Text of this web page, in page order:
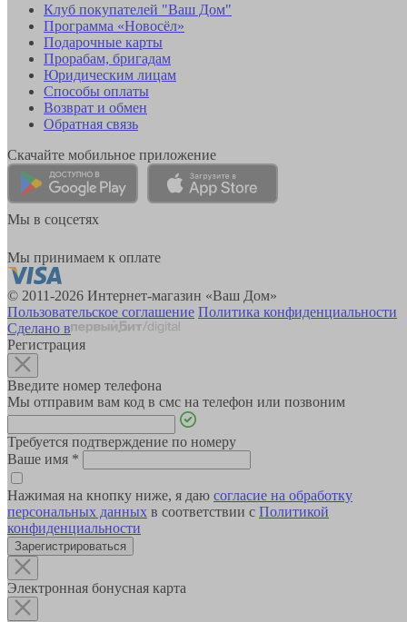
Клуб покупателей "Ваш Дом"
Программа «Новосёл»
Подарочные карты
Прорабам, бригадам
Юридическим лицам
Способы оплаты
Возврат и обмен
Обратная связь
Скачайте мобильное приложение
Мы в соцсетях
Мы принимаем к оплате
© 2011-2026 Интернет-магазин «Ваш Дом»
Пользовательское соглашение Политика конфиденциальности
Сделано в
Регистрация
Введите номер телефона
Мы отправим вам код в смс на телефон или позвоним
Требуется подтверждение по номеру
Ваше имя *
Нажимая на кнопку ниже, я даю согласие на обработку
персональных данных в соответствии с Политикой
конфиденциальности
Зарегистрироваться
Электронная бонусная карта